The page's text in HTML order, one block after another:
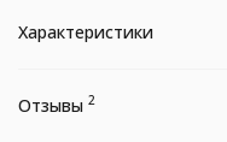
Характеристики
Отзывы 2